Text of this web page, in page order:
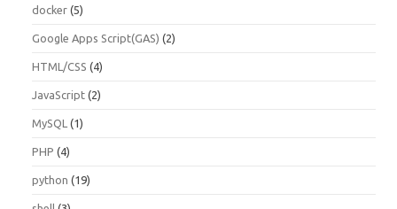
docker (5)
Google Apps Script(GAS) (2)
HTML/CSS (4)
JavaScript (2)
MySQL (1)
PHP (4)
python (19)